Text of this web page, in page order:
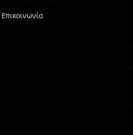
Επικοινωνία